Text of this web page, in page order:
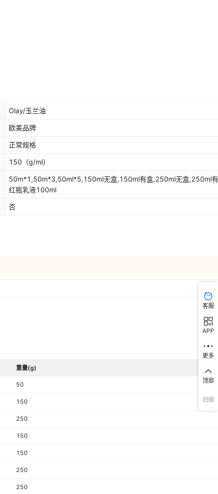
Olay/玉兰油
欧美品牌
正常规格
150 （g/ml）
50m*1,50m*3,50ml*5,150ml无盒,150ml有盒,250ml无盒,250ml
红瓶乳液100ml
否
重量(g)
50
150
250
150
150
250
250
客服
APP
更多
顶部
旧版